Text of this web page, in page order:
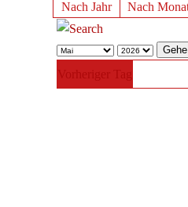
Nach Jahr Nach
Vorheriger Tag